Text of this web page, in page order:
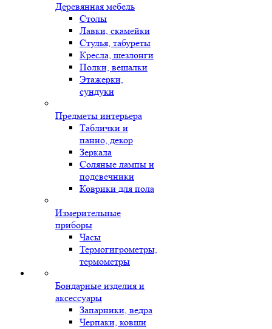
Деревянная мебель
Столы
Лавки, скамейки
Стулья, табуреты
Кресла, шезлонги
Полки, вешалки
Этажерки,
сундуки
Предметы интерьера
Таблички и
панно, декор
Зеркала
Соляные лампы и
подсвечники
Коврики для пола
Измерительные
приборы
Часы
Термогигрометры,
термометры
Бондарные изделия и
аксессуары
Запарники, ведра
Черпаки, ковши